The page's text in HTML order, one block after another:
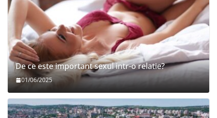
De ce este important sexul intr-o relatie?
01/06/2025